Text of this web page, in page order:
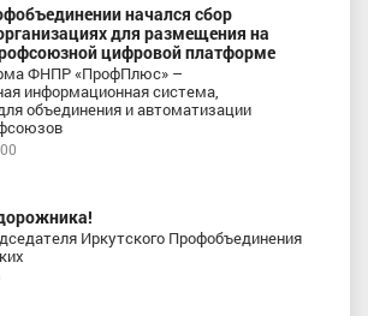
начался сбор
для размещения на
цифровой платформе
ФНПР «ПрофПлюс» –
информационная система,
объединения и автоматизации
Иркутского Профобъединения